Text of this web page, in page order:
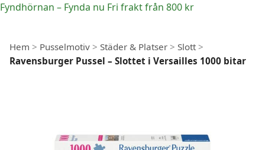
Fyndhörnan – Fynda nu Fri frakt från 800 kr
Hem > Pusselmotiv > Städer & Platser > Slott >
Ravensburger Pussel – Slottet i Versailles 1000 bitar